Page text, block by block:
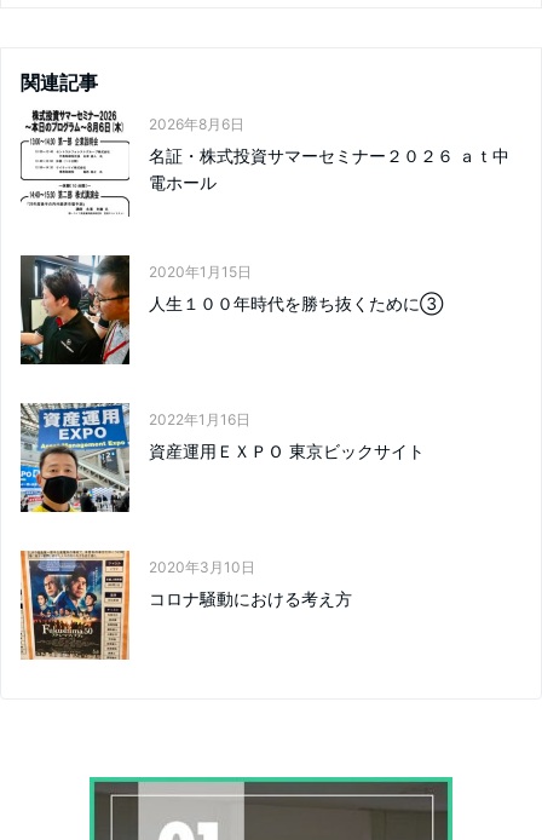
関連記事
2026年8月6日
名証・株式投資サマーセミナー２０２６ ａｔ中
電ホール
2020年1月15日
人生１００年時代を勝ち抜くために③
2022年1月16日
資産運用ＥＸＰＯ 東京ビックサイト
2020年3月10日
コロナ騒動における考え方